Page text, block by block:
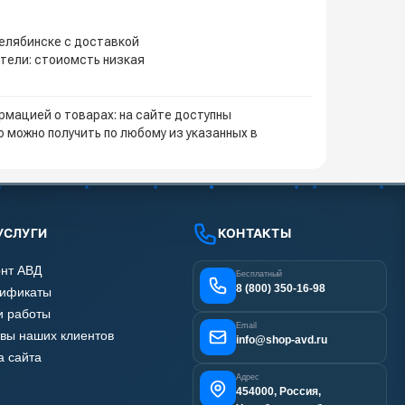
с доставкой
стоиомсть низкая
о товарах: на сайте доступны
получить по любому из указанных в
АВД
работы
наших клиентов
сайта
КОНТАКТЫ
Бесплатный
8 (800) 350-16-98
Email
info@shop-avd.ru
Адрес
454000, Россия,